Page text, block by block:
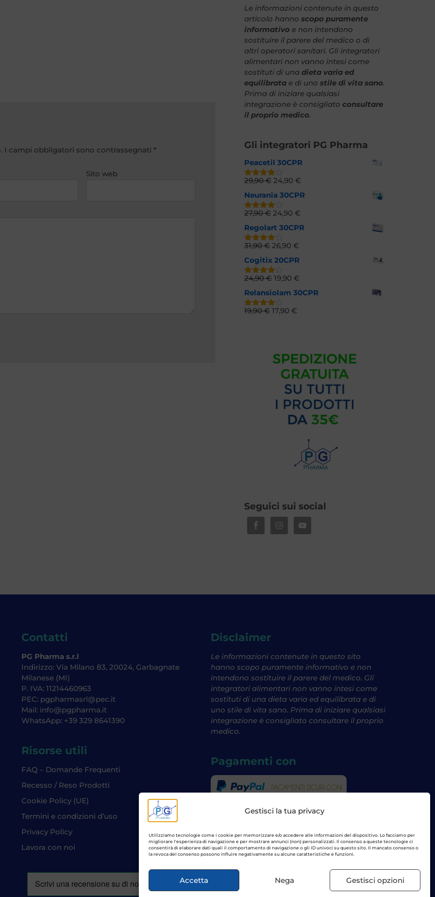
Gestisci la tua privacy
Utilizziamo tecnologie come i cookie per memorizzare e/o accedere alle informazioni del dispositivo. Lo facciamo per
migliorare l'esperienza di navigazione e per mostrare annunci (non) personalizzati. Il consenso a queste tecnologie ci
consentirà di elaborare dati quali il comportamento di navigazione o gli ID univoci su questo sito. Il mancato consenso o
la revoca del consenso possono influire negativamente su alcune caratteristiche e funzioni.
Accetta Nega Gestisci opzioni
I campi obbligatori sono contrassegnati *
Sito web
Le informazioni contenute in questo
articolo hanno scopo puramente
informativo e non intendono
sostituire il parere del medico o di
altri operatori sanitari. Gli integratori
alimentari non vanno intesi come
sostituti di una dieta varia ed
equilibrata e di uno stile di vita sano.
Prima di iniziare qualsiasi
integrazione è consigliato consultare
il proprio medico.
Gli integratori PG Pharma
Peacetil 30CPR
Valutato
5
29,90€ 24,90 €
Neurania 30CPR
Valutato
27,90€ 24,90 €
Regolart 30CPR
Valutato
5
31,90€ 26,90 €
Cogitix 20CPR
Valutato
5
24,90€ 19,90 €
Relansiolam 30CPR
Valutato
19,90€ 17,90 €
Seguici sui social
Contatti
PG Pharma s.r.l
Indirizzo: Via Milano 83, 20024, Garbagnate
Milanese (MI)
P. IVA: 11214460963
PEC: pgpharmasrl@pec.it
Mail: info@pgpharma.it
WhatsApp: +39 329 8641390
Risorse utili
FAQ – Domande Frequenti
Recesso / Reso Prodotti
Cookie Policy (UE)
Termini e condizioni d’uso
Privacy Policy
Lavora con noi
Disclaimer
Le informazioni contenute in questo sito
hanno scopo puramente informativo e non
intendono sostituire il parere del medico. Gli
integratori alimentari non vanno intesi come
sostituti di una dieta varia ed equilibrata e di
uno stile di vita sano. Prima di iniziare qualsiasi
integrazione è consigliato consultare il proprio
medico.
Pagamenti con